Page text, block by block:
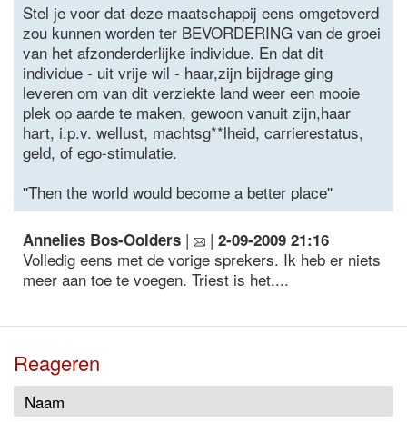
Stel je voor dat deze maatschappij eens omgetoverd
zou kunnen worden ter BEVORDERING van de groei
van het afzonderderlijke individue. En dat dit
individue - uit vrije wil - haar,zijn bijdrage ging
leveren om van dit verziekte land weer een mooie
plek op aarde te maken, gewoon vanuit zijn,haar
hart, i.p.v. wellust, machtsg**lheid, carrierestatus,
geld, of ego-stimulatie.
''Then the world would become a better place''
Annelies Bos-Oolders | | 2-09-2009 21:16
Volledig eens met de vorige sprekers. Ik heb er niets
meer aan toe te voegen. Triest is het....
Reageren